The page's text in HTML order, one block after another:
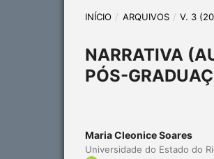
INÍCIO / ARQUIVOS / V. 3
NARRATIVA
PÓS-
Maria Cleonice Soares
Universidade do Estado do